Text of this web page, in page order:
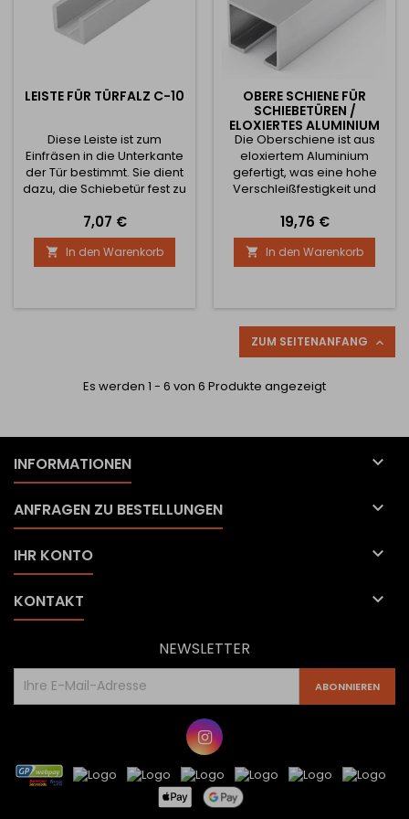
LEISTE FÜR TÜRFALZ C-10
Diese Leiste ist zum
Einfräsen in die Unterkante
der Tür bestimmt. Sie dient
dazu, die Schiebetür fest zu
stabil zu halten und
gleichzeitig ein Abplatzen
der Spanplatte bei
längerem Gebrauch zu
ein kompaktes Profil mit
Preis
7,07 €
 In den Warenkorb
OBERE SCHIENE FÜR
SCHIEBETÜREN /
ELOXIERTES ALUMINIUM
Die Oberschiene ist aus
eloxiertem Aluminium
gefertigt, was eine hohe
Verschleißfestigkeit und
garantiert. Sie dient der
zuverlässigen Führung der
Schiebetür und ist mit den
Rollen Standard und
Die Montage ist flexibel -
geklemmt werden: an der
Decke - mit einem Winkel
Verschraubung...
Preis
19,76 €
 In den Warenkorb
ZUM SEITENANFANG 
Es werden 1 - 6 von 6 Produkte angezeigt
INFORMATIONEN 
ANFRAGEN ZU BESTELLUNGEN 
IHR KONTO 
KONTAKT 
NEWSLETTER